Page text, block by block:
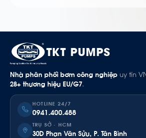
TKT PUMPS
Nhà phân phối bơm công nghiệp uy tín
28+ thương hiệu EU/G7.
HOTLINE 24/7
0941.400.488
TRỤ SỞ · HCM
30D Phan Văn Sửu, P. Tân Bình